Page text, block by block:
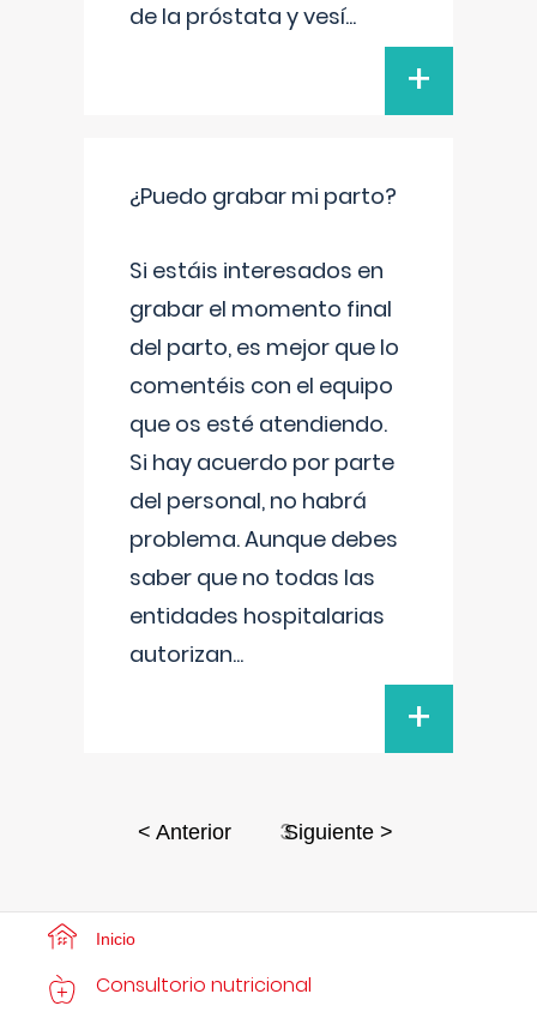
de la próstata y vesí...
+
¿Puedo grabar mi parto?
Si estáis interesados en
grabar el momento final
del parto, es mejor que lo
comentéis con el equipo
que os esté atendiendo.
Si hay acuerdo por parte
del personal, no habrá
problema. Aunque debes
saber que no todas las
entidades hospitalarias
autorizan...
+
< Anterior 3Siguiente >
Inicio
Consultorio nutricional